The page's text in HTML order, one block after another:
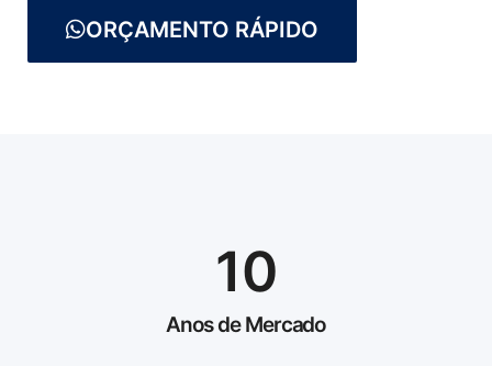
ORÇAMENTO RÁPIDO
Anos de Mercado
10